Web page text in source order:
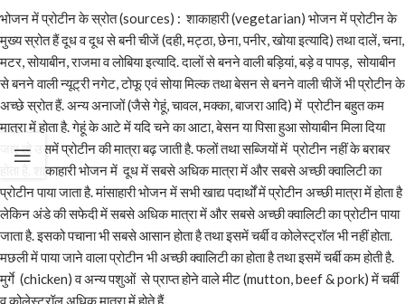
भोजन में प्रोटीन के स्रोत (sources) : शाकाहारी (vegetarian) भोजन में प्रोटीन के
मुख्य स्रोत हैं दूध व दूध से बनी चीजें (दही, मट्ठा, छेना, पनीर, खोया इत्यादि) तथा दालें, चना,
मटर, सोयाबीन, राजमा व लोबिया इत्यादि. दालों से बनने वाली बड़ियां, बड़े व पापड़, सोयाबीन
से बनने वाली न्यूट्री नगेट, टोफू एवं सोया मिल्क तथा बेसन से बनने वाली चीजें भी प्रोटीन के
अच्छे स्रोत हैं. अन्य अनाजों (जैसे गेहूं, चावल, मक्का, बाजरा आदि) में प्रोटीन बहुत कम
मात्रा में होता है. गेहूं के आटे में यदि चने का आटा, बेसन या पिसा हुआ सोयाबीन मिला दिया
जाए तो उसमें प्रोटीन की मात्रा बढ़ जाती है. फलों तथा सब्जियों में प्रोटीन नहीं के बराबर
होता है. शाकाहारी भोजन में दूध में सबसे अधिक मात्रा में और सबसे अच्छी क्वालिटी का
प्रोटीन पाया जाता है. मांसाहारी भोजन में सभी खाद्य पदार्थों में प्रोटीन अच्छी मात्रा में होता है
लेकिन अंडे की सफेदी में सबसे अधिक मात्रा में और सबसे अच्छी क्वालिटी का प्रोटीन पाया
जाता है. इसको पचाना भी सबसे आसान होता है तथा इसमें चर्बी व कोलेस्ट्रॉल भी नहीं होता.
मछली में पाया जाने वाला प्रोटीन भी अच्छी क्वालिटी का होता है तथा इसमें चर्बी कम होती है.
मुर्गे (chicken) व अन्य पशुओं से प्राप्त होने वाले मीट (mutton, beef & pork) में चर्बी
व कोलेस्ट्रॉल अधिक मात्रा में होते हैं.